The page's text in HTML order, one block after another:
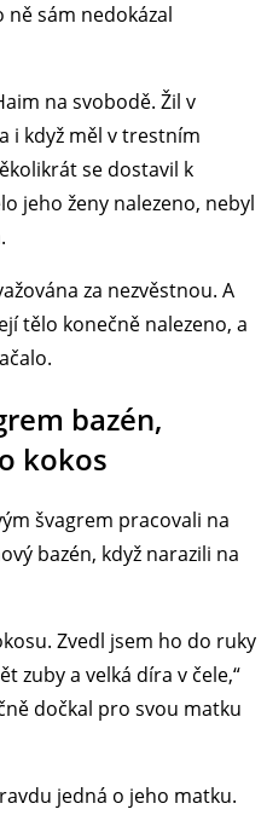
ně sám nedokázal
na svobodě. Žil v
i když měl v trestním
se dostavil k
jeho ženy nalezeno, nebyl
za nezvěstnou. A
tělo konečně nalezeno, a
bazén,
kokos
švagrem pracovali na
bazén, když narazili na
Zvedl jsem ho do ruky
zuby a velká díra v čele,“
dočkal pro svou matku
jedná o jeho matku.